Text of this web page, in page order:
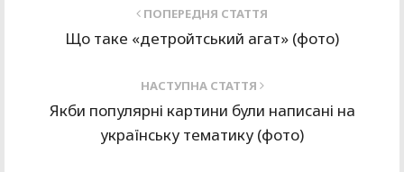
ПОПЕРЕДНЯ СТАТТЯ
Що таке «детройтський агат» (фото)
НАСТУПНА СТАТТЯ
Якби популярні картини були написані на
українську тематику (фото)